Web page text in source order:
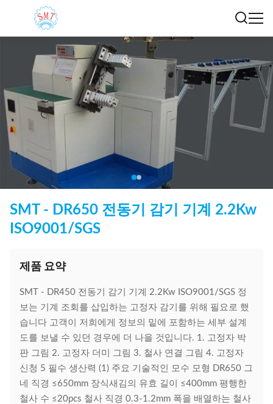
SMT - DR650 전동기 감기 기계 2.2Kw
ISO9001/SGS
제품 요약
SMT - DR450 전동기 감기 기계 2.2Kw ISO9001/SGS 정
보는 기계 조회를 삽입하는 고정자 감기를 위해 필요로 했
습니다 고객이 저희에게 정보의 밑에 포함하는 세부 설계
도를 보낼 수 있던 경우에 더 나을 것입니다. 1. 고정자 박
판 그림 2. 고정자 더미 그림 3. 철사 연결 그림 4. 고정자
신청 5 필수 생산력 (1) 주요 기술적인 모수 모형 DR650 그
네 직경 ≤650mm 장식새김의 유효 길이 ≤400mm 평행한
철사 수 ≤20pcs 철사 직경 0.3-1.2mm 폭을 배열하는 철사